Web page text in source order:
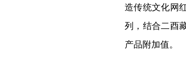
造传统文化网
列，结合二酉
产品附加值。